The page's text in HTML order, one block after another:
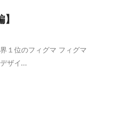
１位のフィグマ フィグマ
ザイ…